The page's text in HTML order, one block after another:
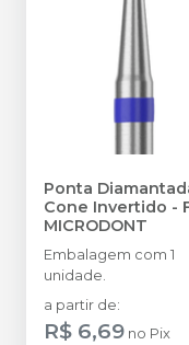
Ponta
Cone Invertido -
MICRODONT
Embalagem com 1
unidade.
a partir de:
R$ 6,69 no Pix